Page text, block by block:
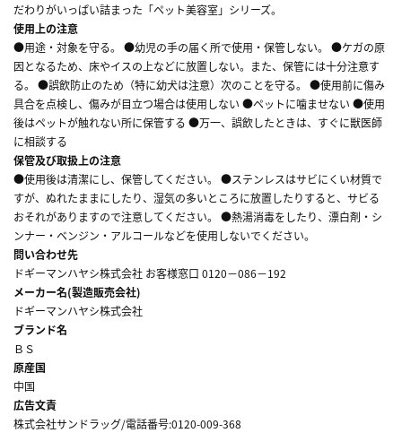
だわりがいっぱい詰まった「ペット美容室」シリーズ。
使用上の注意
●用途・対象を守る。 ●幼児の手の届く所で使用・保管しない。 ●ケガの原
因となるため、床やイスの上などに放置しない。また、保管には十分注意す
る。 ●誤飲防止のため（特に幼犬は注意）次のことを守る。 ●使用前に傷み
具合を点検し、傷みが目立つ場合は使用しない ●ペットに噛ませない ●使用
後はペットが触れない所に保管する ●万一、誤飲したときは、すぐに獣医師
に相談する
保管及び取扱上の注意
●使用後は清潔にし、保管してください。 ●ステンレスはサビにくい材質で
すが、ぬれたままにしたり、湿気の多いところに放置したりすると、サビる
おそれがありますので注意してください。 ●熱湯消毒をしたり、漂白剤・シ
ンナー・ベンジン・アルコールなどを使用しないでください。
問い合わせ先
ドギーマンハヤシ株式会社 お客様窓口 0120－086－192
メーカー名(製造販売会社)
ドギーマンハヤシ株式会社
ブランド名
ＢＳ
原産国
中国
広告文責
株式会社サンドラッグ/電話番号:0120-009-368